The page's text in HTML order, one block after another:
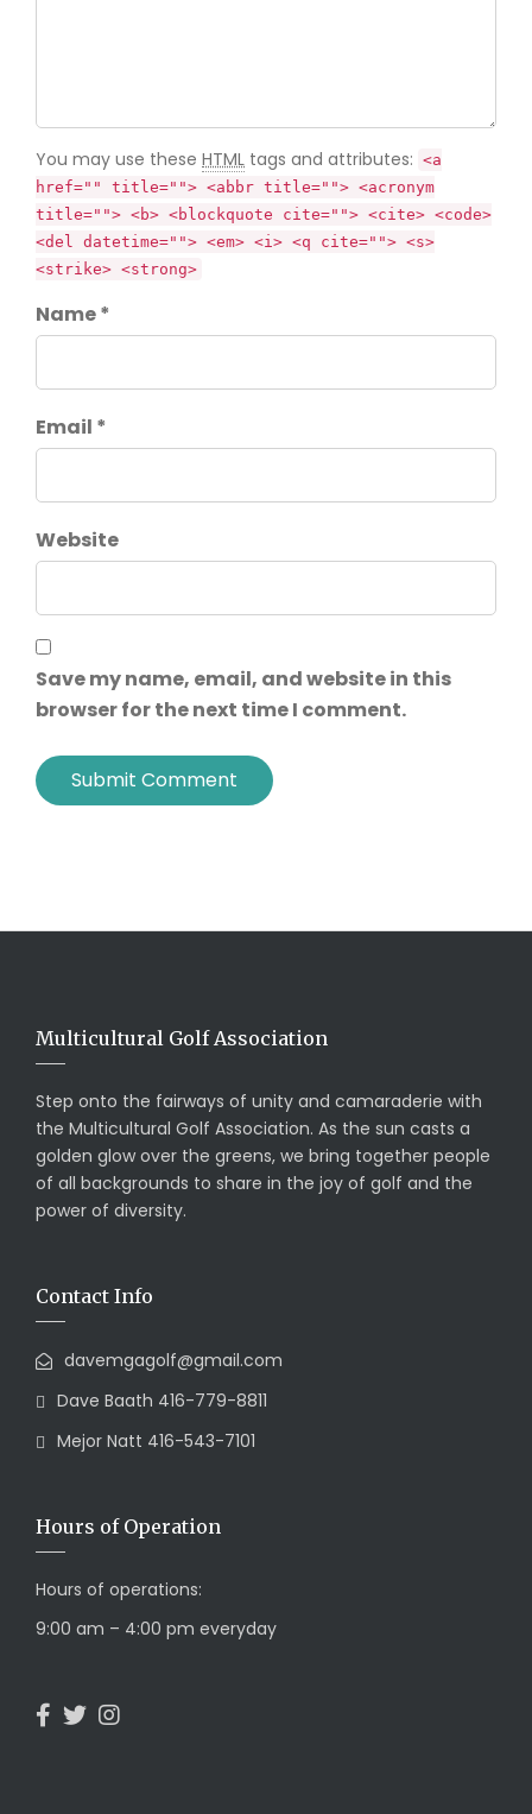
You may use these HTML tags and attributes: <a
href="" title=""> <abbr title=""> <acronym
title=""> <b> <blockquote cite=""> <cite> <code>
<del datetime=""> <em> <i> <q cite=""> <s>
<strike> <strong>
Name *
Email *
Website
Save my name, email, and website in this
browser for the next time I comment.
Multicultural Golf Association
Step onto the fairways of unity and camaraderie with
the Multicultural Golf Association. As the sun casts a
golden glow over the greens, we bring together people
of all backgrounds to share in the joy of golf and the
power of diversity.
Contact Info
davemgagolf@gmail.com
Dave Baath 416-779-8811
Mejor Natt 416-543-7101
Hours of Operation
Hours of operations:
9:00 am – 4:00 pm everyday